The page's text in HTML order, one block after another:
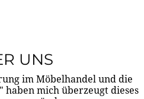
UNS
im Möbelhandel und die
mich überzeugt dieses